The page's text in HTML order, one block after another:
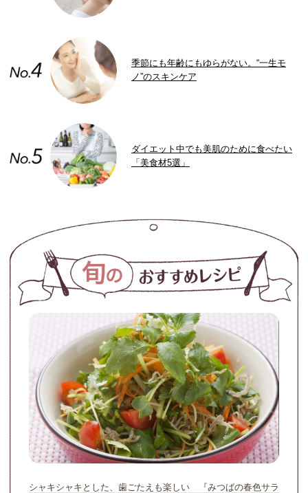
季節にも年齢にもゆらがない。“一生モ
ノ”のスキンケア
ダイエット中でも美肌のために食べたい
「美食材5選」
シャキシャキとした、歯ごたえも楽しい 『みつばの春色サラ